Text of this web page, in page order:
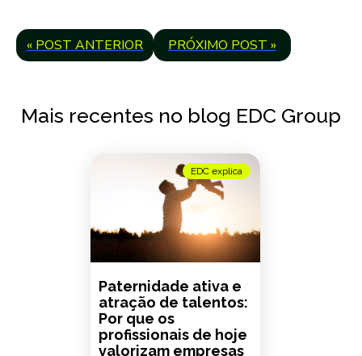
« POST ANTERIOR PRÓXIMO POST »
Mais recentes no blog EDC Group
EDC explica
Paternidade ativa e
atração de talentos:
Por que os
profissionais de hoje
valorizam empresas